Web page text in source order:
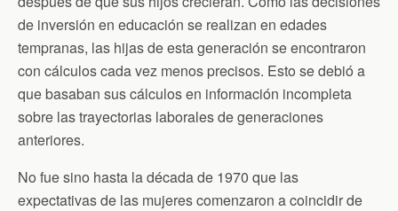
de inversión en educación se realizan en edades
tempranas, las hijas de esta generación se encontraron
con cálculos cada vez menos precisos. Esto se debió a
que basaban sus cálculos en información incompleta
sobre las trayectorias laborales de generaciones
anteriores.
No fue sino hasta la década de 1970 que las
expectativas de las mujeres comenzaron a coincidir de